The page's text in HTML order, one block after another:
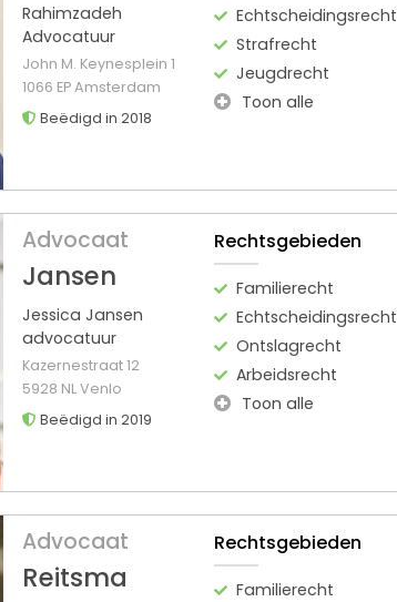
Rahimzadeh
Advocatuur
John M. Keynesplein 1
1066 EP Amsterdam
Beëdigd in 2018
Echtscheidingsrecht
Strafrecht
Jeugdrecht
Toon alle
Advocaat
Jansen
Jessica Jansen
advocatuur
Kazernestraat 12
5928 NL Venlo
Beëdigd in 2019
Rechtsgebieden
Familierecht
Echtscheidingsrecht
Ontslagrecht
Arbeidsrecht
Toon alle
Advocaat
Reitsma
Rechtsgebieden
Familierecht